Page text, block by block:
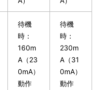
待機
時：
160m
A（23
0mA）
動作
待機
時：
230m
A（31
0mA）
動作